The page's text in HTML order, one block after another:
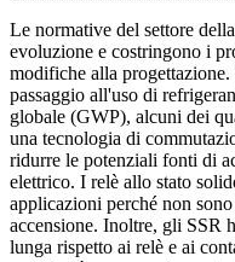
Le normative del settore
evoluzione e costringono i
modifiche alla
passaggio all'uso di
globale (GWP), alcuni dei
una tecnologia di
ridurre le potenziali fonti di
elettrico. I relè allo stato
applicazioni perché non
accensione. Inoltre, gli SSR
lunga rispetto ai relè e ai